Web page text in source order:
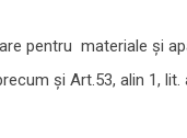
pentru materiale și
și Art.53, alin 1, lit.